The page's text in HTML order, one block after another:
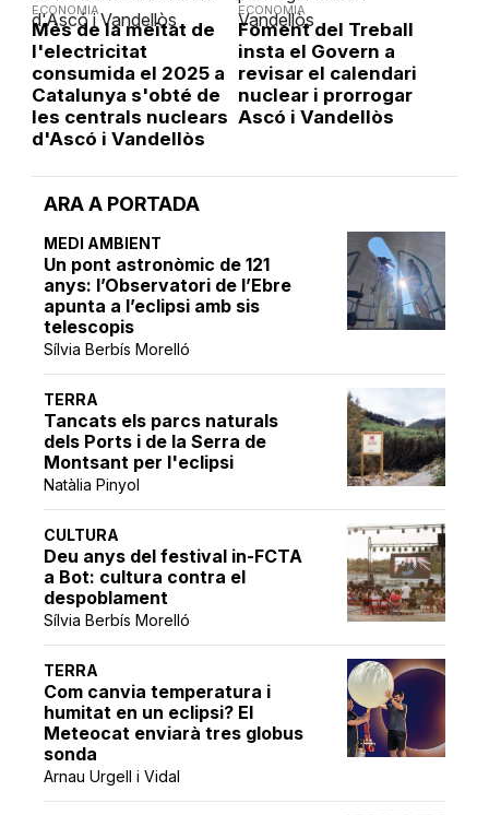
ARA A PORTADA
MEDI AMBIENT
Un pont astronòmic de 121
anys: l’Observatori de l’Ebre
apunta a l’eclipsi amb sis
telescopis
Sílvia Berbís Morelló
TERRA
Tancats els parcs naturals
dels Ports i de la Serra de
Montsant per l'eclipsi
Natàlia Pinyol
CULTURA
Deu anys del festival in-FCTA
a Bot: cultura contra el
despoblament
Sílvia Berbís Morelló
TERRA
Com canvia temperatura i
humitat en un eclipsi? El
Meteocat enviarà tres globus
sonda
Arnau Urgell i Vidal
ECONOMIA
Més de la meitat de
l'electricitat
consumida el 2025 a
Catalunya s'obté de
les centrals nuclears
d'Ascó i Vandellòs
ECONOMIA
Foment del Treball
insta el Govern a
revisar el calendari
nuclear i prorrogar
Ascó i Vandellòs